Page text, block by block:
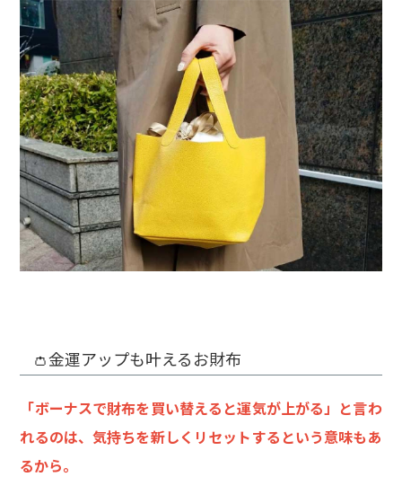
👛金運アップも叶えるお財布
「ボーナスで財布を買い替えると運気が上がる」と言わ
れるのは、気持ちを新しくリセットするという意味もあ
るから。